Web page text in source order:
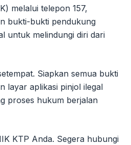
melalui telepon 157,
bukti-bukti pendukung
untuk melindungi diri dari
Siapkan semua bukti
layar aplikasi pinjol ilegal
proses hukum berjalan
KTP Anda. Segera hubungi